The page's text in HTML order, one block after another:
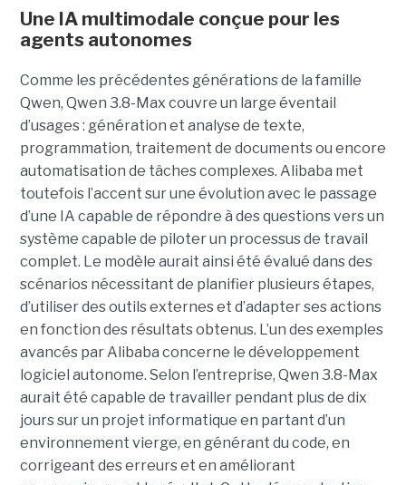
Une IA multimodale conçue pour les
agents autonomes
Comme les précédentes générations de la famille
Qwen, Qwen 3.8-Max couvre un large éventail
d’usages : génération et analyse de texte,
programmation, traitement de documents ou encore
automatisation de tâches complexes. Alibaba met
toutefois l’accent sur une évolution avec le passage
d’une IA capable de répondre à des questions vers un
système capable de piloter un processus de travail
complet. Le modèle aurait ainsi été évalué dans des
scénarios nécessitant de planifier plusieurs étapes,
d’utiliser des outils externes et d’adapter ses actions
en fonction des résultats obtenus. L’un des exemples
avancés par Alibaba concerne le développement
logiciel autonome. Selon l’entreprise, Qwen 3.8-Max
aurait été capable de travailler pendant plus de dix
jours sur un projet informatique en partant d’un
environnement vierge, en générant du code, en
corrigeant des erreurs et en améliorant